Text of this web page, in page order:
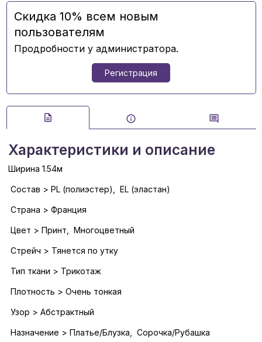
Скидка 10% всем новым
пользователям
Продробности у администратора.
Регистрация
Характеристики и описание
Ширина 1.54м
Состав > PL (полиэстер), EL (эластан)
Страна > Франция
Цвет > Принт, Многоцветный
Стрейч > Тянется по утку
Тип ткани > Трикотаж
Плотность > Очень тонкая
Узор > Абстрактный
Назначение > Платье/Блузка, Сорочка/Рубашка